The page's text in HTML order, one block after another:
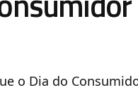
o Dia do